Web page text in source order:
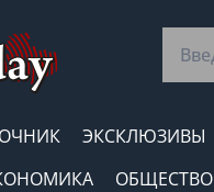
ЭКСКЛЮЗИВЫ
ОБЩЕСТВО